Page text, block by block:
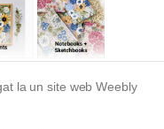
la un site web Weebly